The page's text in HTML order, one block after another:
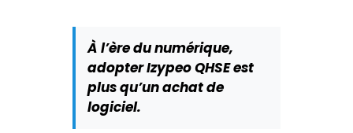
À l’ère du numérique,
adopter Izypeo QHSE est
plus qu’un achat de
logiciel.